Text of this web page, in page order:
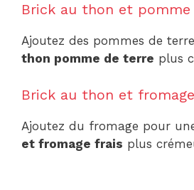
Brick au thon et
Ajoutez des pommes de
thon pomme de terre plus
Brick au thon et fromage
Ajoutez du fromage pour
et fromage frais plus